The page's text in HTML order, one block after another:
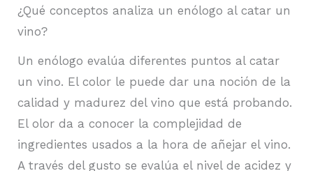
¿Qué conceptos analiza un enólogo al catar un
vino?
Un enólogo evalúa diferentes puntos al catar
un vino. El color le puede dar una noción de la
calidad y madurez del vino que está probando.
El olor da a conocer la complejidad de
ingredientes usados a la hora de añejar el vino.
A través del gusto se evalúa el nivel de acidez y